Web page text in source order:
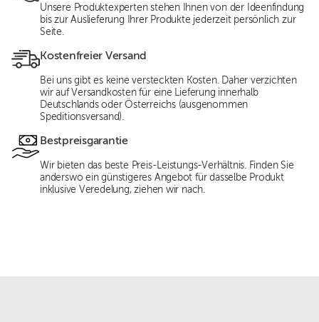
Unsere Produktexperten stehen Ihnen von der Ideenfindung
bis zur Auslieferung Ihrer Produkte jederzeit persönlich zur
Seite.
Kostenfreier Versand
Bei uns gibt es keine versteckten Kosten. Daher verzichten
wir auf Versandkosten für eine Lieferung innerhalb
Deutschlands oder Österreichs (ausgenommen
Speditionsversand).
Bestpreisgarantie
Wir bieten das beste Preis-Leistungs-Verhältnis. Finden Sie
anderswo ein günstigeres Angebot für dasselbe Produkt
inklusive Veredelung, ziehen wir nach.